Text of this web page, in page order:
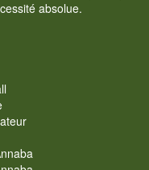
absolue.